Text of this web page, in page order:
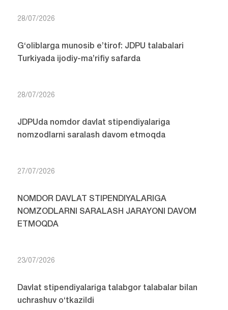
28/07/2026
G‘oliblarga munosib e’tirof: JDPU talabalari
Turkiyada ijodiy-ma’rifiy safarda
28/07/2026
JDPUda nomdor davlat stipendiyalariga
nomzodlarni saralash davom etmoqda
27/07/2026
NOMDOR DAVLAT STIPENDIYALARIGA
NOMZODLARNI SARALASH JARAYONI DAVOM
ETMOQDA
23/07/2026
Davlat stipendiyalariga talabgor talabalar bilan
uchrashuv o‘tkazildi